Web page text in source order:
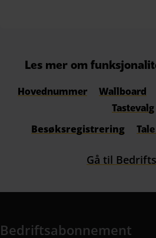
Les mer om
Hovednummer Wallboard
Tastevalg
Besøksregistrering
Gå til
Bedriftsabonnement